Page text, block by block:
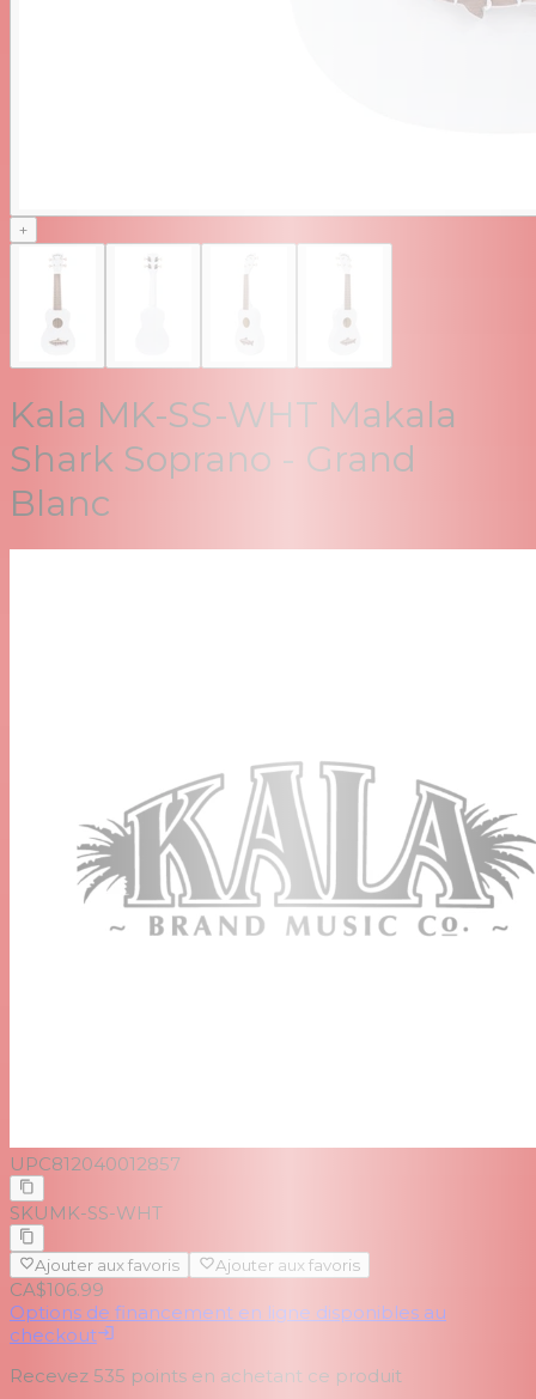
+
Kala MK-SS-WHT Makala
Shark Soprano - Grand
Blanc
UPC812040012857
SKU MK-SS-WHT
Ajouter aux favoris Ajouter aux favoris
CA$106.99
Options de financement en ligne disponibles au
checkout
Recevez 535 points en achetant ce produit